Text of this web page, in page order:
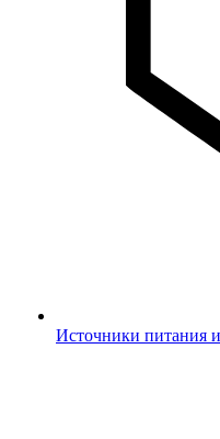
Источники питания